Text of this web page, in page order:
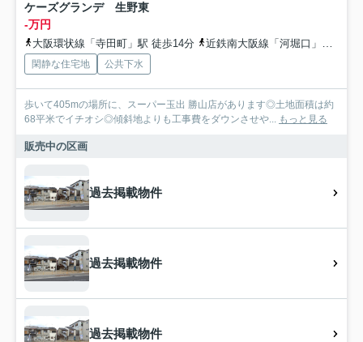
ケーズグランデ 生野東
-万円
大阪環状線「寺田町」駅 徒歩14分 近鉄南大阪線「河堀口」駅 徒歩24分
閑静な住宅地 公共下水
歩いて405mの場所に、スーパー玉出 勝山店があります◎土地面積は約
68平米でイチオシ◎傾斜地よりも工事費をダウンさせや... もっと見る
販売中の区画
過去掲載物件
過去掲載物件
過去掲載物件